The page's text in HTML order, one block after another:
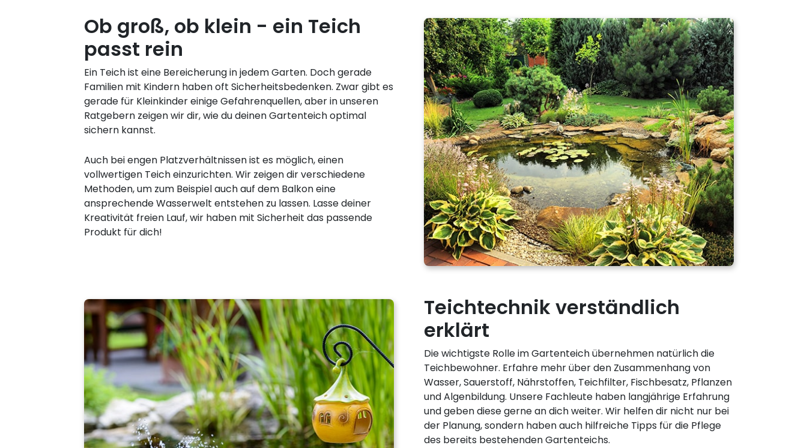
Ob groß, ob klein - ein Teich
passt rein
Ein Teich ist eine Bereicherung in jedem Garten. Doch gerade
Familien mit Kindern haben oft Sicherheitsbedenken. Zwar gibt es
gerade für Kleinkinder einige Gefahrenquellen, aber in unseren
Ratgebern zeigen wir dir, wie du deinen Gartenteich optimal
sichern kannst.
Auch bei engen Platzverhältnissen ist es möglich, einen
vollwertigen Teich einzurichten. Wir zeigen dir verschiedene
Methoden, um zum Beispiel auch auf dem Balkon eine
ansprechende Wasserwelt entstehen zu lassen. Lasse deiner
Kreativität freien Lauf, wir haben mit Sicherheit das passende
Produkt für dich!
Teichtechnik verständlich
erklärt
Die wichtigste Rolle im Gartenteich übernehmen natürlich die
Teichbewohner. Erfahre mehr über den Zusammenhang von
Wasser, Sauerstoff, Nährstoffen, Teichfilter, Fischbesatz, Pflanzen
und Algenbildung. Unsere Fachleute haben langjährige Erfahrung
und geben diese gerne an dich weiter. Wir helfen dir nicht nur bei
der Planung, sondern haben auch hilfreiche Tipps für die Pflege
des bereits bestehenden Gartenteichs.